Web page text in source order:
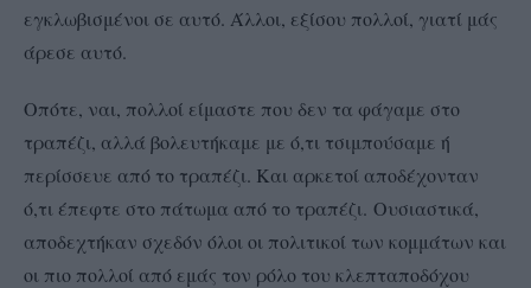
εγκλωβισμένοι σε αυτό. Άλλοι, εξίσου πολλοί, γιατί μάς
άρεσε αυτό.
Οπότε, ναι, πολλοί είμαστε που δεν τα φάγαμε στο
τραπέζι, αλλά βολευτήκαμε με ό,τι τσιμπούσαμε ή
περίσσευε από το τραπέζι. Και αρκετοί αποδέχονταν
ό,τι έπεφτε στο πάτωμα από το τραπέζι. Ουσιαστικά,
αποδεχτήκαν σχεδόν όλοι οι πολιτικοί των κομμάτων και
οι πιο πολλοί από εμάς τον ρόλο του κλεπταποδόχου